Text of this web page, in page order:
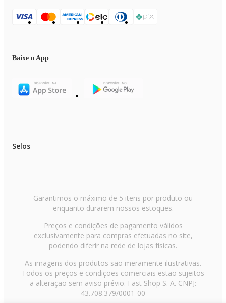
Baixe o App
Selos
Garantimos o máximo de 5 itens por produto ou
enquanto durarem nossos estoques.
Preços e condições de pagamento válidos
exclusivamente para compras efetuadas no site,
podendo diferir na rede de lojas físicas.
As imagens dos produtos são meramente ilustrativas.
Todos os preços e condições comerciais estão sujeitos
a alteração sem aviso prévio. Fast Shop S. A. CNPJ:
43.708.379/0001-00